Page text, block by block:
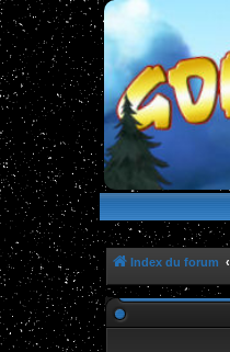
le site de la Lune Rouge
Index du forum